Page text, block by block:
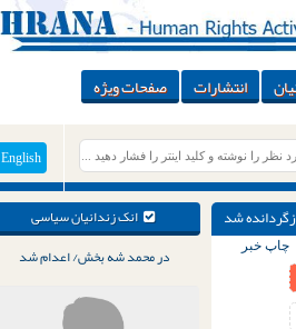
انتشارات صفحات ویژه
English
انک زندانیان سیاسی
در محمد شه بخش/ اعدام شد
شد
چاپ خبر